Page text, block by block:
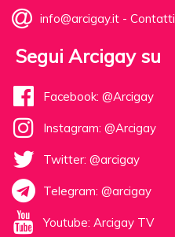
info@arcigay.it - Contatti
Segui Arcigay su
Facebook: @Arcigay
Instagram: @Arcigay
Twitter: @arcigay
Telegram: @arcigay
Youtube: Arcigay TV